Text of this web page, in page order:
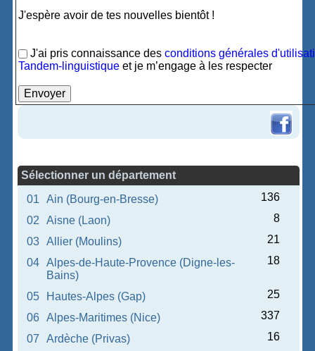
J'espère avoir de tes nouvelles bientôt !
J'ai pris connaissance desconditions générales
Tandem-linguistique et je m’engage à les respecter
Sélectionner un département
01
Ain (Bourg-en-Bresse)
136
02
Aisne (Laon)
8
03
Allier (Moulins)
21
04
Alpes-de-Haute-Provence (Digne-les-
Bains)
18
05 Hautes-Alpes (Gap)
25
06
Alpes-Maritimes (Nice)
337
07
Ardèche (Privas)
16